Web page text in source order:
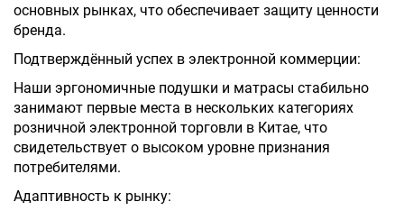
основных рынках, что обеспечивает защиту ценности
бренда.
Подтверждённый успех в электронной коммерции:
Наши эргономичные подушки и матрасы стабильно
занимают первые места в нескольких категориях
розничной электронной торговли в Китае, что
свидетельствует о высоком уровне признания
потребителями.
Адаптивность к рынку: